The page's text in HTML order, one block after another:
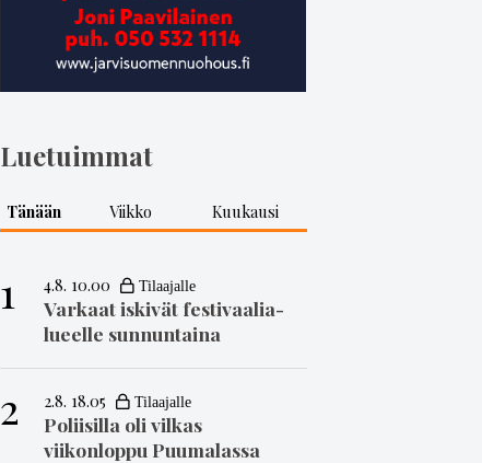
Luetuimmat
Tänään Viikko Kuukausi
1 4.8. 10.00
Varkaat iskivät festivaa­li­a­
lueelle sunnuntaina
2 2.8. 18.05
Poliisilla oli vilkas
viikonloppu Puumalassa